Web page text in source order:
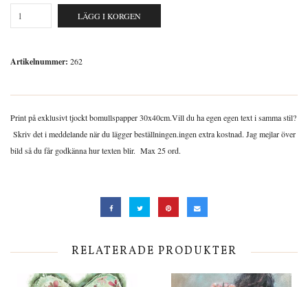
LÄGG I KORGEN
Artikelnummer: 262
Print på exklusivt tjockt bomullspapper 30x40cm.Vill du ha egen egen text i samma stil?
Skriv det i meddelande när du lägger beställningen.ingen extra kostnad. Jag mejlar över
bild så du får godkänna hur texten blir. Max 25 ord.
RELATERADE PRODUKTER